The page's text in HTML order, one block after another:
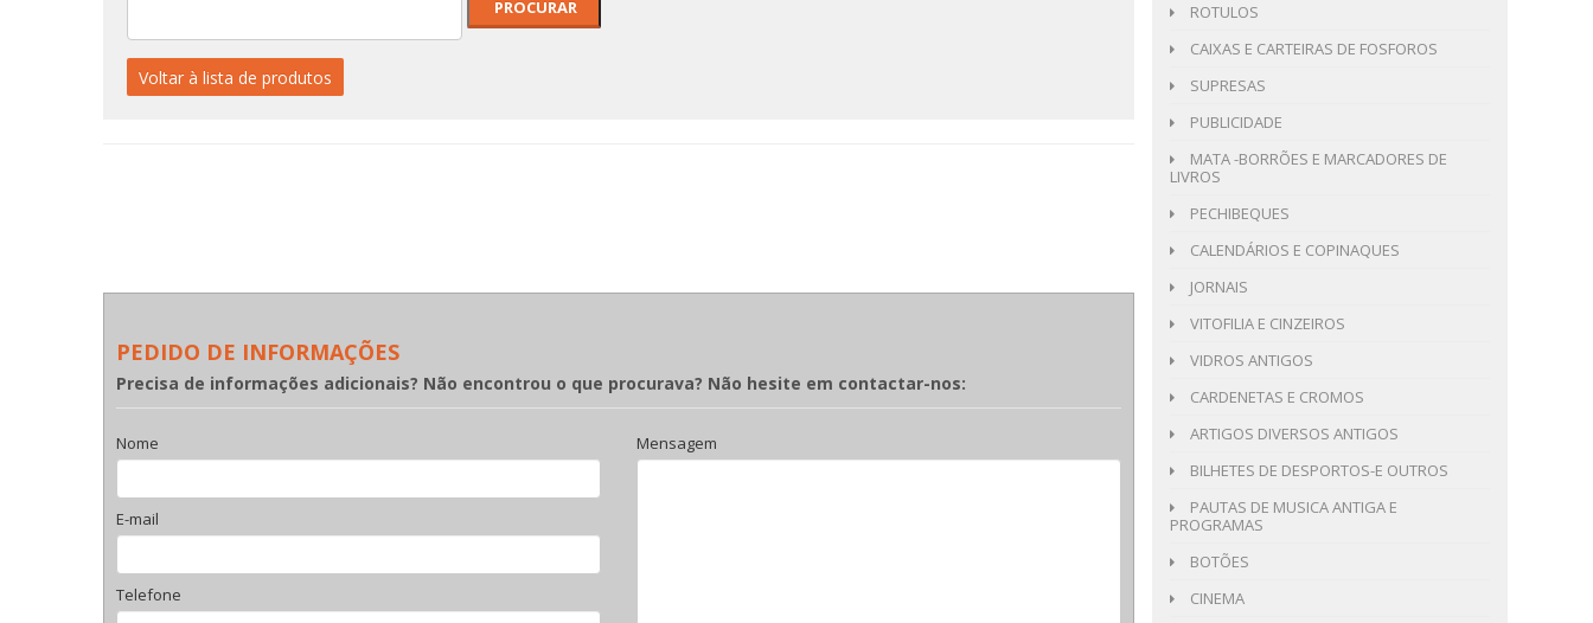
Voltar à lista de produtos
PEDIDO DE INFORMAÇÕES
Precisa de informações adicionais? Não encontrou o que procurava? Não hesite em contactar-nos:
Nome
E-mail
Telefone
Mensagem
ROTULOS
CAIXAS E CARTEIRAS DE FOSFOROS
SUPRESAS
PUBLICIDADE
MATA -BORRÕES E MARCADORES DE
LIVROS
PECHIBEQUES
CALENDÁRIOS E COPINAQUES
JORNAIS
VITOFILIA E CINZEIROS
VIDROS ANTIGOS
CARDENETAS E CROMOS
ARTIGOS DIVERSOS ANTIGOS
BILHETES DE DESPORTOS-E OUTROS
PAUTAS DE MUSICA ANTIGA E
PROGRAMAS
BOTÕES
CINEMA